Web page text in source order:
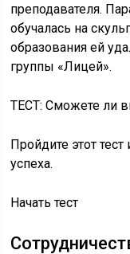
преподавателя.
обучалась на
образования ей
группы «Лицей».
ТЕСТ: Сможете ли
Пройдите этот
успеха.
Начать тест